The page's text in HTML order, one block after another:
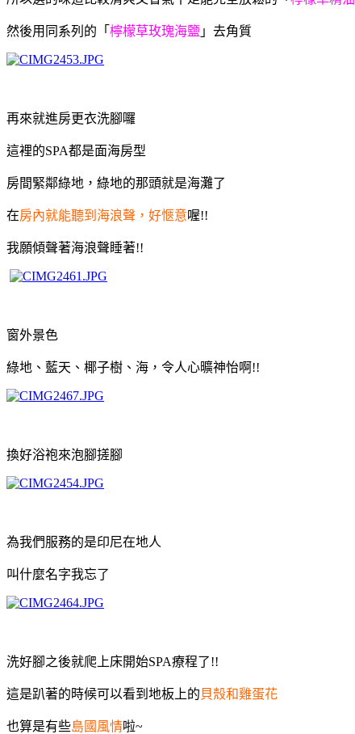
然後用同系列的「 檸檬草玫瑰海鹽 」去角質
再來就進房更衣洗腳囉
這裡的SPA都是面海房型
房間緊鄰綠地，綠地的那頭就是海灘了
在房內就能聽到海浪聲，好愜意喔!!
我願傾聲著海浪聲睡著!!
窗外景色
綠地、藍天、椰子樹、海，令人心曠神怡啊!!
換好浴袍來泡腳搓腳
為我們服務的是印尼在地人
叫什麼名字我忘了
洗好腳之後就爬上床開始SPA療程了!!
這是趴著的時候可以看到地板上的貝殼和雞蛋花
也算是有些島國風情啦~